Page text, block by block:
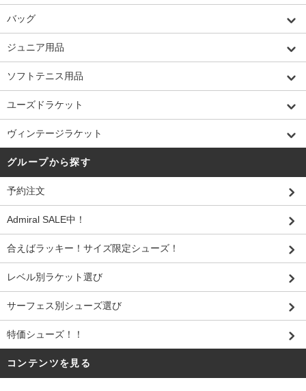
バッグ
ジュニア用品
ソフトテニス用品
ユーズドラケット
ヴィンテージラケット
グループから探す
予約注文
Admiral SALE中！
合えばラッキー！サイズ限定シューズ！
レベル別ラケット選び
サーフェス別シューズ選び
特価シューズ！！
コンテンツを見る